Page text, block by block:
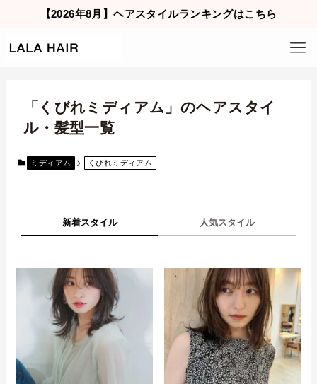
【2026年8月】ヘアスタイルランキングはこちら
「くびれミディアム」のヘアスタイ
ル・髪型一覧
ミディアム くびれミディアム
新着スタイル 人気スタイル